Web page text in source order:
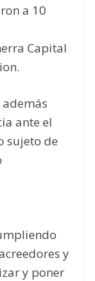
a 10
Capital
ante el
sujeto de
y
y poner